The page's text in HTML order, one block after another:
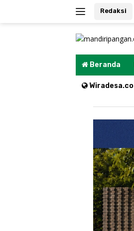
Redaksi
Beranda
Wiradesa.co